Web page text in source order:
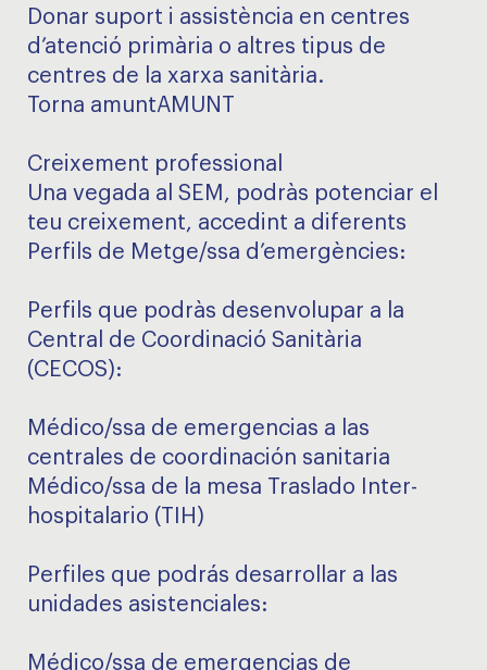
Donar suport i assistència en centres
d’atenció primària o altres tipus de
centres de la xarxa sanitària.
Torna amuntAMUNT
Creixement professional
Una vegada al SEM, podràs potenciar el
teu creixement, accedint a diferents
Perfils de Metge/ssa d’emergències:
Perfils que podràs desenvolupar a la
Central de Coordinació Sanitària
(CECOS):
Médico/ssa de emergencias a las
centrales de coordinación sanitaria
Médico/ssa de la mesa Traslado Inter-
hospitalario (TIH)
Perfiles que podrás desarrollar a las
unidades asistenciales:
Médico/ssa de emergencias de